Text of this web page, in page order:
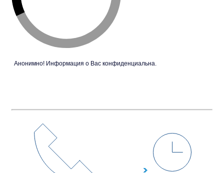
Анонимно! Информация о Вас конфиденциальна.